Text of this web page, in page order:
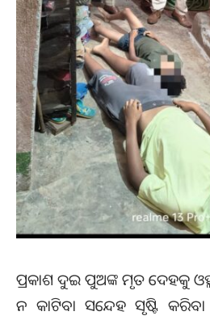
ପ୍ରକାଶ ଦୁଇ ପୁଅଙ୍କ ମୃତ ଦେହକୁ
ନ କାଟିବା ସନ୍ଦେହ ସୃଷ୍ଟି